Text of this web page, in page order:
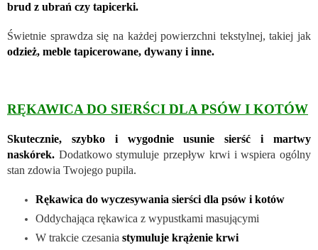
brud z ubrań czy tapicerki.
Świetnie sprawdza się na każdej powierzchni tekstylnej, takiej jak
odzież, meble tapicerowane, dywany i inne.
RĘKAWICA DO SIERŚCI DLA PSÓW I KOTÓW
Skutecznie, szybko i wygodnie usunie sierść i martwy
naskórek. Dodatkowo stymuluje przepływ krwi i wspiera ogólny
stan zdowia Twojego pupila.
Rękawica do wyczesywania sierści dla psów i kotów
Oddychająca rękawica z wypustkami masującymi
W trakcie czesania stymuluje krążenie krwi